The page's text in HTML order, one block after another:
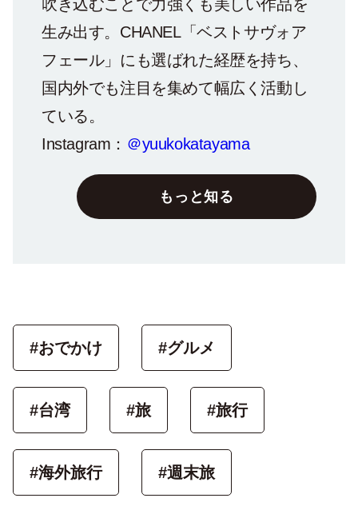
吹き込むことで力強くも美しい作品を
生み出す。CHANEL「ベストサヴォア
フェール」にも選ばれた経歴を持ち、
国内外でも注目を集めて幅広く活動し
ている。
Instagram： ＠yuukokatayama
もっと知る
#おでかけ #グルメ
#台湾 #旅 #旅行
#海外旅行 #週末旅